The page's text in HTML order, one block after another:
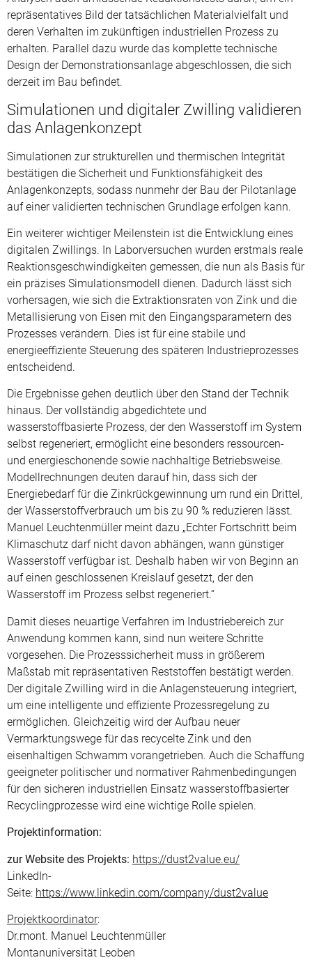
repräsentatives Bild der tatsächlichen Materialvielfalt und
deren Verhalten im zukünftigen industriellen Prozess zu
erhalten. Parallel dazu wurde das komplette technische
Design der Demonstrationsanlage abgeschlossen, die sich
derzeit im Bau befindet.
Simulationen und digitaler Zwilling validieren
das Anlagenkonzept
Simulationen zur strukturellen und thermischen Integrität
bestätigen die Sicherheit und Funktionsfähigkeit des
Anlagenkonzepts, sodass nunmehr der Bau der Pilotanlage
auf einer validierten technischen Grundlage erfolgen kann.
Ein weiterer wichtiger Meilenstein ist die Entwicklung eines
digitalen Zwillings. In Laborversuchen wurden erstmals reale
Reaktionsgeschwindigkeiten gemessen, die nun als Basis für
ein präzises Simulationsmodell dienen. Dadurch lässt sich
vorhersagen, wie sich die Extraktionsraten von Zink und die
Metallisierung von Eisen mit den Eingangsparametern des
Prozesses verändern. Dies ist für eine stabile und
energieeffiziente Steuerung des späteren Industrieprozesses
entscheidend.
Die Ergebnisse gehen deutlich über den Stand der Technik
hinaus. Der vollständig abgedichtete und
wasserstoffbasierte Prozess, der den Wasserstoff im System
selbst regeneriert, ermöglicht eine besonders ressourcen-
und energieschonende sowie nachhaltige Betriebsweise.
Modellrechnungen deuten darauf hin, dass sich der
Energiebedarf für die Zinkrückgewinnung um rund ein Drittel,
der Wasserstoffverbrauch um bis zu 90 % reduzieren lässt.
Manuel Leuchtenmüller meint dazu „Echter Fortschritt beim
Klimaschutz darf nicht davon abhängen, wann günstiger
Wasserstoff verfügbar ist. Deshalb haben wir von Beginn an
auf einen geschlossenen Kreislauf gesetzt, der den
Wasserstoff im Prozess selbst regeneriert.“
Damit dieses neuartige Verfahren im Industriebereich zur
Anwendung kommen kann, sind nun weitere Schritte
vorgesehen. Die Prozesssicherheit muss in größerem
Maßstab mit repräsentativen Reststoffen bestätigt werden.
Der digitale Zwilling wird in die Anlagensteuerung integriert,
um eine intelligente und effiziente Prozessregelung zu
ermöglichen. Gleichzeitig wird der Aufbau neuer
Vermarktungswege für das recycelte Zink und den
eisenhaltigen Schwamm vorangetrieben. Auch die Schaffung
geeigneter politischer und normativer Rahmenbedingungen
für den sicheren industriellen Einsatz wasserstoffbasierter
Recyclingprozesse wird eine wichtige Rolle spielen.
Projektinformation:
zur Website des Projekts: https://dust2value.eu/
LinkedIn-
Seite: https://www.linkedin.com/company/dust2value
Projektkoordinator:
Dr.mont. Manuel Leuchtenmüller
Montanuniversität Leoben